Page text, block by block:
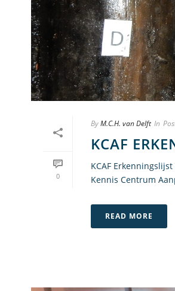
0
ByM.C.H. van Delft In
KCAF
KCAF
Kennis Centrum
READ MORE